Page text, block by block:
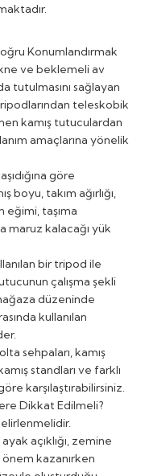
Konumlandırmak
ve beklemeli av
tutulmasını sağlayan
teleskobik
kamış tutuculardan
amaçlarına yönelik
göre
boyu, takım ağırlığı,
eğimi, taşıma
maruz kalacağı yük
bir tripod ile
çalışma şekli
düzeninde
kullanılan
sehpaları, kamış
standları ve farklı
karşılaştırabilirsiniz.
Dikkat Edilmeli?
açıklığı, zemine
kazanırken